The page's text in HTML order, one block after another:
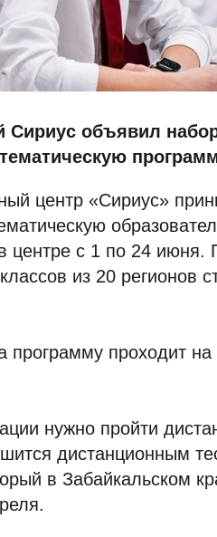
объявил
центр «Сириус»
центре с 1 по 24 июня.
из 20 регионов
программу проходит на
нужно пройти
дистанционным
в Забайкальском